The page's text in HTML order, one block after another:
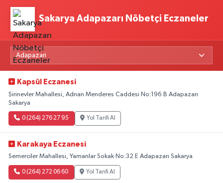
Sakarya Adapazarı Nöbetçi Eczaneler
Kapsül Eczanesi
Şirinevler Mahallesi, Adnan Menderes Caddesi No:196 B Adapazarı
Sakarya
0 (264) 276 27 95 Yol Tarifi Al
Karakaya Eczanesi
Semerciler Mahallesi, Yamanlar Sokak No:32 E Adapazarı Sakarya
0 (264) 272 06 60 Yol Tarifi Al